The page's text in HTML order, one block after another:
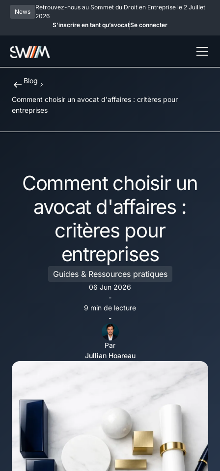
News
Retrouvez-nous au Sommet du Droit en Entreprise le 2 Juillet
2026
S’inscrire en tant qu’avocatSe connecter
Blog
Comment choisir un avocat d'affaires : critères pour
entreprises
Comment choisir un
avocat d'affaires :
critères pour
entreprises
Guides & Ressources pratiques
06 Jun 2026
-
9 min de lecture
-
Par
Jullian Hoareau